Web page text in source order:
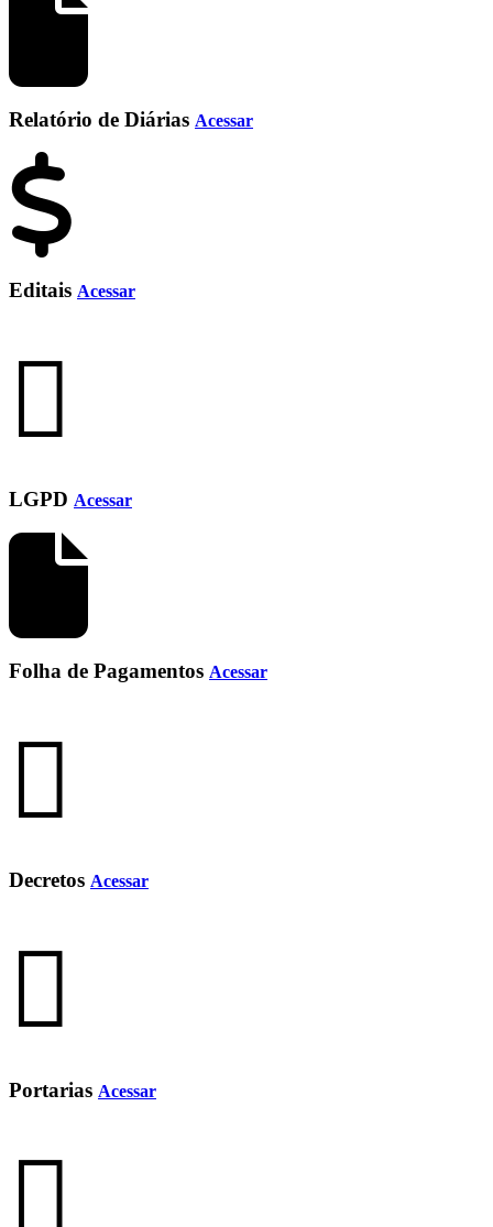
Relatório de Diárias Acessar
Editais Acessar
LGPD Acessar
Folha de Pagamentos Acessar
Decretos Acessar
Portarias Acessar